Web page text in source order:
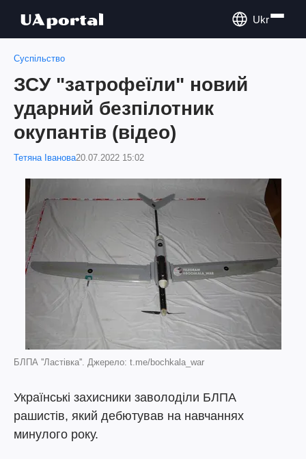
Ukr
Суспільство
ЗСУ "затрофеїли" новий
ударний безпілотник
окупантів (відео)
Тетяна Іванова20.07.2022 15:02
БЛПА ''Ластівка''. Джерело: t.me/bochkala_war
Українські захисники заволоділи БЛПА
рашистів, який дебютував на навчаннях
минулого року.